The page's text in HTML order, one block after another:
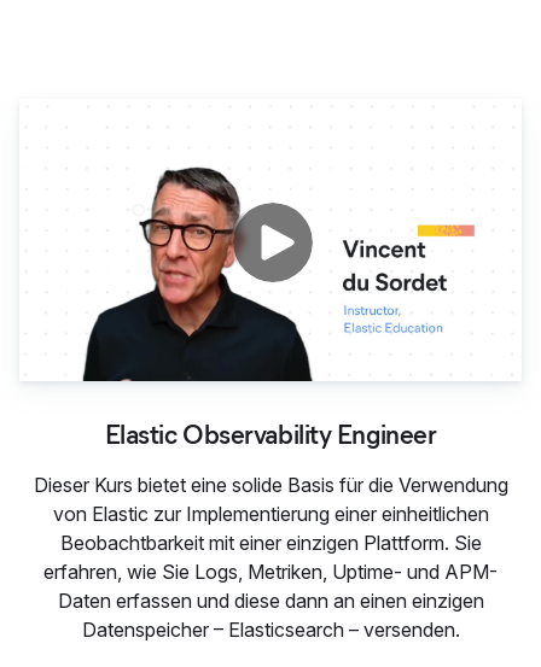
Elastic Observability Engineer
Dieser Kurs bietet eine solide Basis für die Verwendung
von Elastic zur Implementierung einer einheitlichen
Beobachtbarkeit mit einer einzigen Plattform. Sie
erfahren, wie Sie Logs, Metriken, Uptime- und APM-
Daten erfassen und diese dann an einen einzigen
Datenspeicher – Elasticsearch – versenden.
Elastic Observability